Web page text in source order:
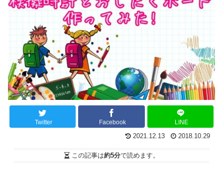
Twitter Facebook LINE
2021.12.13 2018.10.29
この記事は約5分で読めます。